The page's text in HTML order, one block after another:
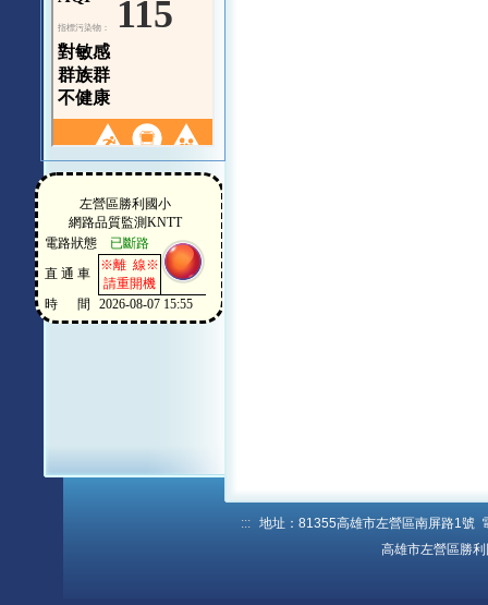
:::
地址：81355高雄市左營區南屏路1號
高雄市左營區勝